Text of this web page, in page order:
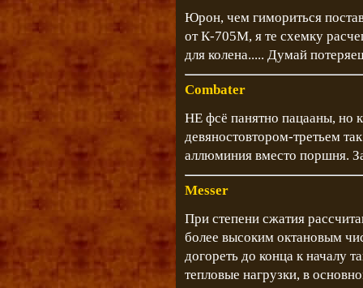
Юрон, чем гимориться
от К-705М, я те схемку
для колена..... Думай
Combater
НЕ фсё панятно пацааны, но
девяностовтором-третьем
аллюминия вместо поршня.
Messer
При степени сжатия
более высоким октановым
догореть до конца к началу
тепловые нагрузки, в